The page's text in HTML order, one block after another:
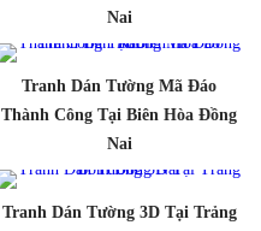
Nai
Tranh Dán Tường Mã Đáo
Thành Công Tại Biên Hòa Đồng
Nai
Tranh Dán Tường 3D Tại Trảng